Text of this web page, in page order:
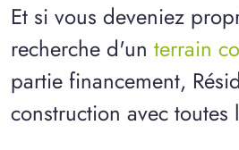
Et si vous deveniez
recherche d'un terrain
partie financement,
construction avec toutes